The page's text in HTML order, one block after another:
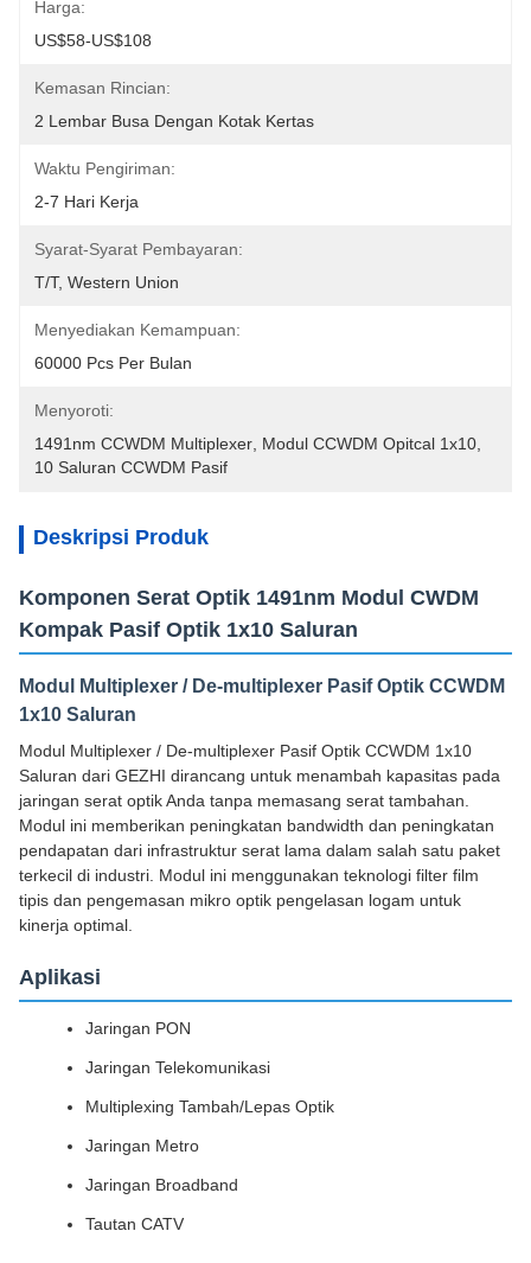
Harga:
US$58-US$108
Kemasan Rincian:
2 Lembar Busa Dengan Kotak Kertas
Waktu Pengiriman:
2-7 Hari Kerja
Syarat-Syarat Pembayaran:
T/T, Western Union
Menyediakan Kemampuan:
60000 Pcs Per Bulan
Menyoroti:
1491nm CCWDM Multiplexer Modul CCWDM Opitcal 1x10
10 Saluran CCWDM Pasif
Deskripsi Produk
Komponen Serat Optik 1491nm Modul CWDM
Kompak Pasif Optik 1x10 Saluran
Modul Multiplexer / De-multiplexer Pasif Optik CCWDM
1x10 Saluran
Modul Multiplexer / De-multiplexer Pasif Optik CCWDM 1x10
Saluran dari GEZHI dirancang untuk menambah kapasitas pada
jaringan serat optik Anda tanpa memasang serat tambahan.
Modul ini memberikan peningkatan bandwidth dan peningkatan
pendapatan dari infrastruktur serat lama dalam salah satu paket
terkecil di industri. Modul ini menggunakan teknologi filter film
tipis dan pengemasan mikro optik pengelasan logam untuk
kinerja optimal.
Aplikasi
Jaringan PON
Jaringan Telekomunikasi
Multiplexing Tambah/Lepas Optik
Jaringan Metro
Jaringan Broadband
Tautan CATV